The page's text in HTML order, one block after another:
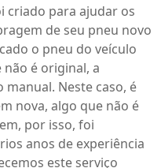
criado para ajudar os
de seu pneu novo
o pneu do veículo
é original, a
Neste caso, é
nova, algo que não é
por isso, foi
anos de experiência
este serviço